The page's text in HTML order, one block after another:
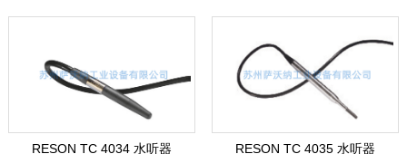
RESON TC 4034 水听器 RESON TC 4035 水听器